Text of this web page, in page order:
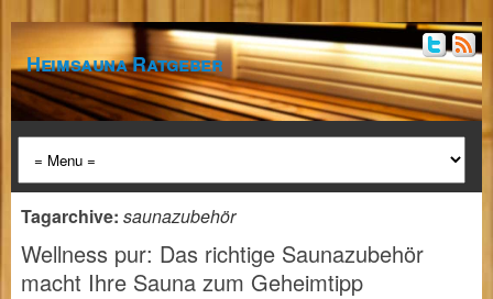
Heimsauna Ratgeber
Tagarchive: saunazubehör
Wellness pur: Das richtige Saunazubehör
macht Ihre Sauna zum Geheimtipp